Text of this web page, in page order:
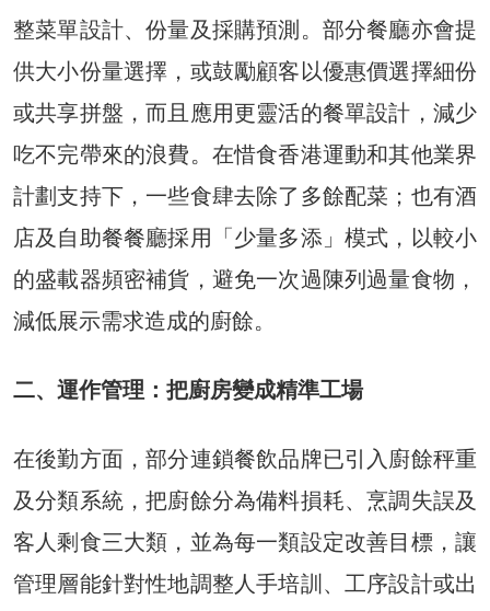
整菜單設計、份量及採購預測。部分餐廳亦會提
供大小份量選擇，或鼓勵顧客以優惠價選擇細份
或共享拼盤，而且應用更靈活的餐單設計，減少
吃不完帶來的浪費。在惜食香港運動和其他業界
計劃支持下，一些食肆去除了多餘配菜；也有酒
店及自助餐餐廳採用「少量多添」模式，以較小
的盛載器頻密補貨，避免一次過陳列過量食物，
減低展示需求造成的廚餘。
二、運作管理：把廚房變成精準工場
在後勤方面，部分連鎖餐飲品牌已引入廚餘秤重
及分類系統，把廚餘分為備料損耗、烹調失誤及
客人剩食三大類，並為每一類設定改善目標，讓
管理層能針對性地調整人手培訓、工序設計或出